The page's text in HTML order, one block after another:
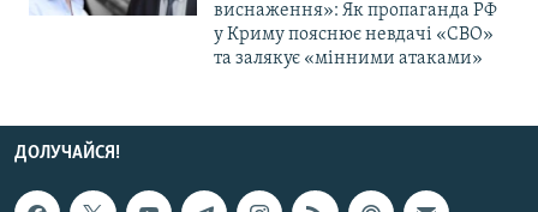
виснаження»: Як пропаганда РФ
у Криму пояснює невдачі «СВО»
та залякує «мінними атаками»
ДОЛУЧАЙСЯ!